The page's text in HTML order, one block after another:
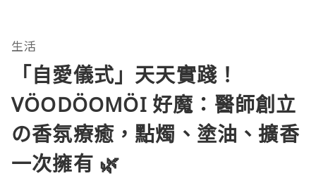
生活
「自愛儀式」天天實踐！
VÖODÖOMÖI 好魔：醫師創立
の香氛療癒，點燭、塗油、擴香
一次擁有 🌿